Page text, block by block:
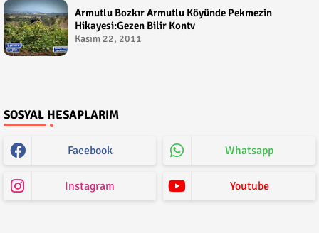
Armutlu Bozkır Armutlu Köyünde Pekmezin
Hikayesi:Gezen Bilir Kontv
Kasım 22, 2011
SOSYAL HESAPLARIM
Facebook Whatsapp
Instagram Youtube